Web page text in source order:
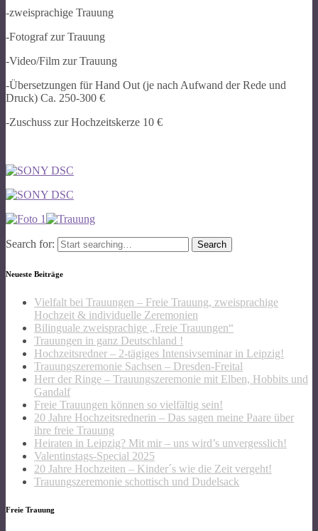
-zweisprachige Trauung
-Fotograf zur Trauung
-Video/Film zur Trauung
-Übersetzungen für Hand Out (je nach Aufwand der Rede und
Druck) Ca. 250-300 €
-Zuschuss zur Hochzeitskerze 10 €
Search for:
Neueste Beiträge
Vielfalt bei Trauungen – Freie Trauung, zweisprachige
Hochzeit & individuelle Zeremonien
Bilinguale zweisprachige „Freie Trauungen“
Trauungen in ganz Deutschland !
Hochzeitsredner – 2-tägiges Intensivseminar in Leipzig!
Trauungszeremonie Sachsen – Dresden-Freital
Herr der Ringe – Trauungszeremonie mit Elben, Hobbits und
Gandalf
Freie Trauungen können so vielfältig sein!
20 Jahre Hochzeitsrednerin – Das sagen meine Paare über
ihre freie Trauung
Heiraten in Leipzig? Mit mir – uns wird’s unvergesslich!
Valentinstags-Special 2025
20 Jahre Hochzeiten – Kinder´s wie die Zeit vergeht!
Trauungszeremonie schottisch und Dudelsack
Freie Trauung